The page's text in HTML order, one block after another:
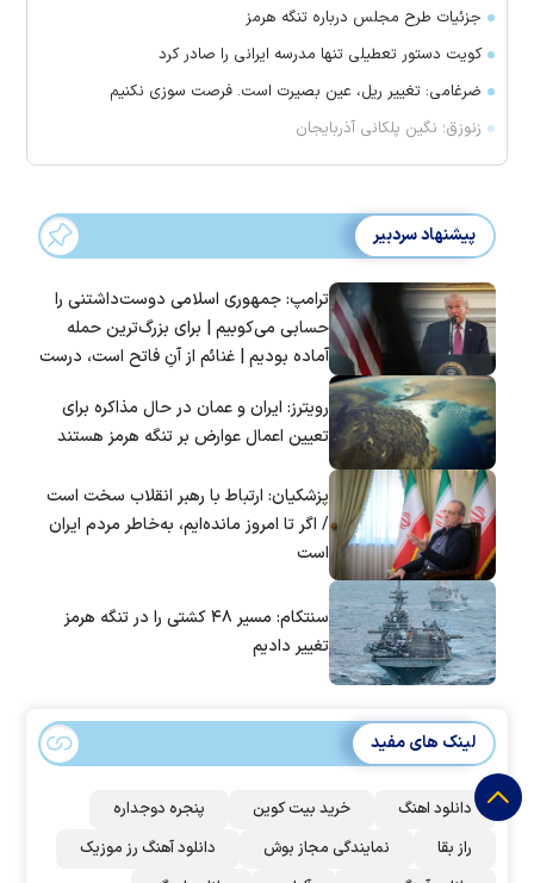
جزئیات طرح مجلس درباره تنگه هرمز
کویت دستور تعطیلی تنها مدرسه ایرانی را صادر کرد
ضرغامی: تغییر ریل، عین بصیرت است. فرصت سوزی نکنیم
زنوزق؛ نگین پلکانی آذربایجان
پیشنهاد سردبیر
ترامپ: جمهوری اسلامی دوست‌داشتنی را
حسابی می‌کوبیم | برای بزرگ‌ترین حمله
آماده بودیم | غنائم از آنِ فاتح است، درست
رویترز: ایران و عمان در حال مذاکره برای
تعیین اعمال عوارض بر تنگه هرمز هستند
پزشکیان: ارتباط با رهبر انقلاب سخت است
/ اگر تا امروز مانده‌ایم، به‌خاطر مردم ایران
است
سنتکام: مسیر ۴۸ کشتی را در تنگه هرمز
تغییر دادیم
لینک های مفید
دانلود اهنگ خرید بیت کوین
پنجره دوجداره
راز بقا
نمایندگی مجاز بوش
دانلود آهنگ رز‌ موزیک